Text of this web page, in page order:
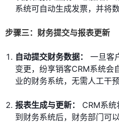
系统可自动生成发票，并将
步骤三：财务提交与报表更新
自动提交财务数据：
一旦客
变更，纷享销客CRM系统会
业的财务系统，无需人工干预
报表生成与更新：
CRM系
到财务系统后，财务部门可